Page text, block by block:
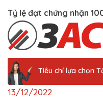
content
Tỷ lệ đạt chứng nhận
Tiêu chí lựa chọn
13/12/2022